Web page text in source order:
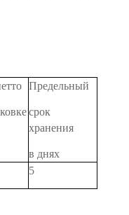
Предельный
срок
хранения
в днях
5